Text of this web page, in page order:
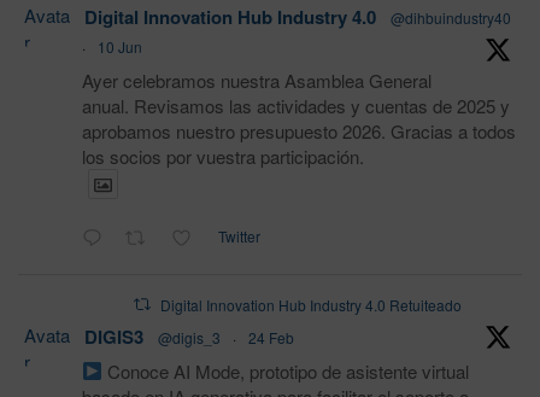
Avata
r
Digital Innovation Hub Industry 4.0
@dihbuindustry40
·
10 Jun
Ayer celebramos nuestra Asamblea General
anual. Revisamos las actividades y cuentas de 2025 y
aprobamos nuestro presupuesto 2026. Gracias a todos
los socios por vuestra participación.
Twitter
Digital Innovation Hub Industry 4.0 Retuiteado
Avata
r
DIGIS3 @digis_3 · 24 Feb
Conoce AI Mode, prototipo de asistente virtual